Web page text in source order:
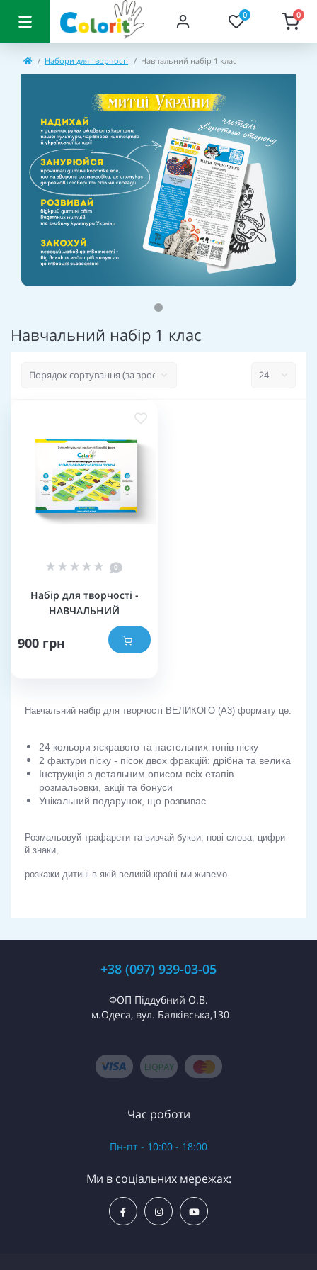
0 0
Набори для творчості Навчальний набір 1 клас
Навчальний набір 1 клас
0
Набір для творчості -
НАВЧАЛЬНИЙ
900 грн
Навчальний набір для творчості ВЕЛИКОГО (А3) формату це:
24 кольори яскравого та пастельних тонів піску
2 фактури піску - пісок двох фракцій: дрібна та велика
Інструкція з детальним описом всіх етапів
розмальовки, акції та бонуси
Унікальний подарунок, що розвиває
Розмальовуй трафарети та вивчай букви, нові слова, цифри
й знаки,
розкажи дитині в якій великій країні ми живемо.
+38 (097) 939-03-05
ФОП Піддубний О.В.
м.Одеса, вул. Балківська,130
Час роботи
Пн-пт - 10:00 - 18:00
Ми в соціальних мережах: